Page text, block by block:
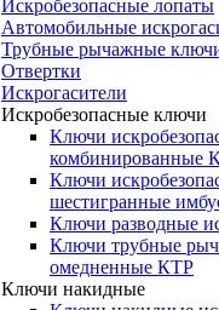
Искробезопасные лопаты
Автомобильные
Трубные рычажные
Отвертки
Искрогасители
Искробезопасные ключи
Ключи
комбинированные
Ключи
шестигранные
Ключи разводные
Ключи трубные
омедненные КТР
Ключи накидные